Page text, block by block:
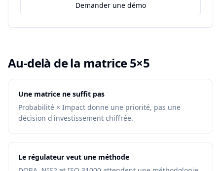
Demander une démo
Au-delà de la matrice 5×5
Une matrice ne suffit pas
Probabilité × Impact donne une priorité, pas une
décision d'investissement chiffrée.
Le régulateur veut une méthode